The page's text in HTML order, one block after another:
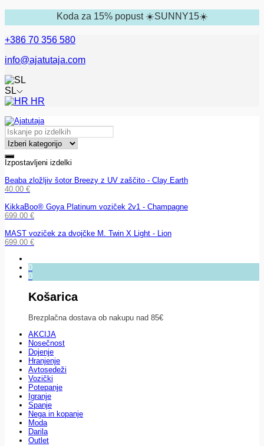
Koda za 15% popust ☀️SUNNY15☀️
+386 70 356 580
info@ajatutaja.com
SL
HR
Izpostavljeni izdelki
Beaba zložljiv šotor Breezy z UV zaščito - Clay Earth
40.00 €
KikkaBoo® Goya Platinum voziček 2v1 - Champagne
699.00 €
MAST voziček za dvojčke M. Twin X Light - Lion
699.00 €
0
0
Košarica
Brezplačna dostava ob nakupu nad 85€
AKCIJA
Nosečnost
Dojenje
Hranjenje
Avtosedeži
Vozički
Potepanje
Igranje
Spanje
Nega in kopanje
Moda
Darila
Outlet